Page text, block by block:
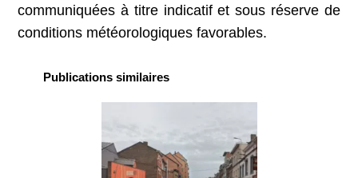
communiquées à titre indicatif et sous réserve de
conditions météorologiques favorables.
Publications similaires